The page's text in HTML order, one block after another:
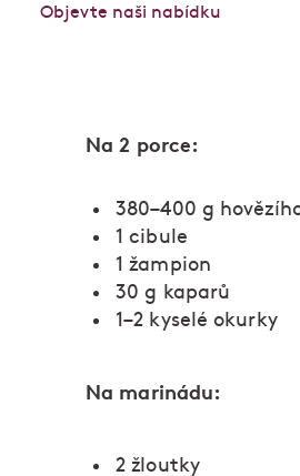
Objevte naši nabídku
Na 2 porce:
380–400 g
1 cibule
1 žampion
30 g kaparů
1–2 kyselé okurky
Na marinádu:
2 žloutky